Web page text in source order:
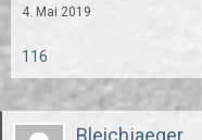
4. Mai 2019
116
Bleichjaeger